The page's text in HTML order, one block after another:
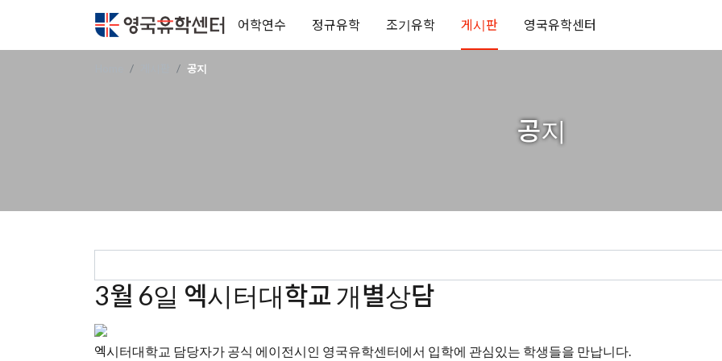
어학연수 정규유학 조기유학 게시판 영국유학센터
공지
공지
3월 6일 엑시터대학교 개별상담
엑시터대학교 담당자가 공식 에이전시인 영국유학센터에서 입학에 관심있는 학생들을 만납니다.